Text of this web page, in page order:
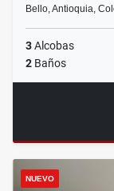
Bello, Antioquia,
3Alcobas
2 Baños
NUEVO